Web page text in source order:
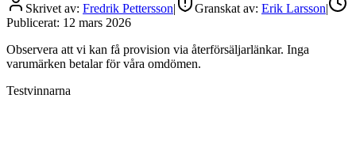
Skrivet av: Fredrik Pettersson| Granskat av: Erik Larsson|
Publicerat: 12 mars 2026
Observera att vi kan få provision via återförsäljarlänkar. Inga
varumärken betalar för våra omdömen.
Testvinnarna